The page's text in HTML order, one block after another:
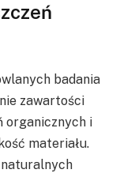
badania
zawartości
organicznych i
materiału.